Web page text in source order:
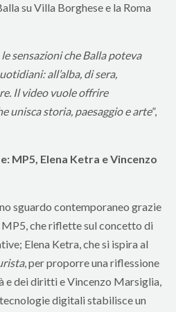
su Villa Borghese e la Roma
sensazioni che Balla poteva
all’alba, di sera,
Il video vuole offrire
unisca storia, paesaggio e arte”,
MP5, Elena Ketra e Vincenzo
sguardo contemporaneo grazie
che riflette sul concetto di
Elena Ketra, che si ispira al
, per proporre una riflessione
e dei diritti e Vincenzo Marsiglia,
digitali stabilisce un